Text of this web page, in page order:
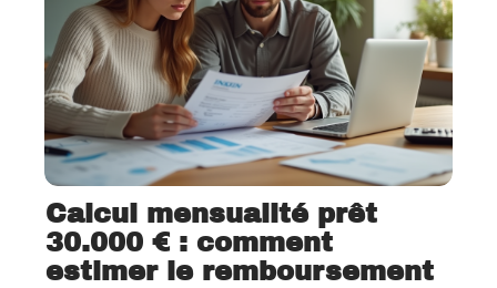
Calcul mensualité prêt
30.000 € : comment
estimer le remboursement